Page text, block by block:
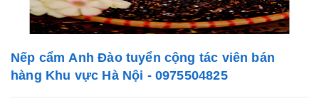
Nếp cẩm Anh Đào tuyển cộng tác viên bán
hàng Khu vực Hà Nội - 0975504825